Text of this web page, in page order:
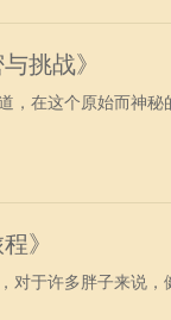
挑战》
在这个原始而神秘
》
于许多胖子来说，